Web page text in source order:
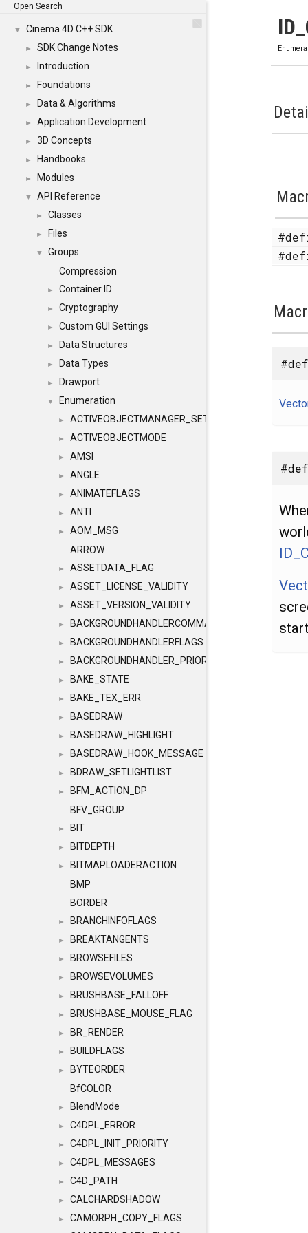
Open Search
▼ Cinema 4D C++ SDK
► SDK Change Notes
► Introduction
► Foundations
► Data & Algorithms
► Application Development
► 3D Concepts
► Handbooks
► Modules
▼ API Reference
► Classes
► Files
▼
Groups
Compression
► Container ID
► Cryptography
► Custom GUI Settings
► Data Structures
► Data Types
► Drawport
▼ Enumeration
► ACTIVEOBJECTMANAGER_SETOBJECTS
► ACTIVEOBJECTMODE
► AMSI
► ANGLE
► ANIMATEFLAGS
► ANTI
►
AOM_MSG
ARROW
► ASSETDATA_FLAG
► ASSET_LICENSE_VALIDITY
► ASSET_VERSION_VALIDITY
► BACKGROUNDHANDLERCOMMAND
► BACKGROUNDHANDLERFLAGS
► BACKGROUNDHANDLER_PRIORITY
► BAKE_STATE
► BAKE_TEX_ERR
► BASEDRAW
► BASEDRAW_HIGHLIGHT
► BASEDRAW_HOOK_MESSAGE
► BDRAW_SETLIGHTLIST
►
BFM_ACTION_DP
BFV_GROUP
► BIT
► BITDEPTH
►
BITMAPLOADERACTION
BMP
BORDER
► BRANCHINFOFLAGS
► BREAKTANGENTS
► BROWSEFILES
► BROWSEVOLUMES
► BRUSHBASE_FALLOFF
► BRUSHBASE_MOUSE_FLAG
► BR_RENDER
► BUILDFLAGS
►
BYTEORDER
BfCOLOR
► BlendMode
► C4DPL_ERROR
► C4DPL_INIT_PRIORITY
► C4DPL_MESSAGES
► C4D_PATH
► CALCHARDSHADOW
►
CAMORPH_COPY_FLAGS